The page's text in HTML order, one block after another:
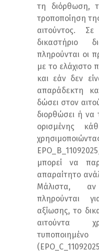
τη διόρθωση,
τροποποίηση
αιτούντος.
δικαστήριο
πληρούνται οι
με το ελάχιστο
και εάν δεν
απαράδεκτη
δώσει στον
διορθώσει ή να
ορισμένης
μπορεί να
απαραίτητο
Μάλιστα,
πληρούνται
αξίωσης, το
αιτούντα